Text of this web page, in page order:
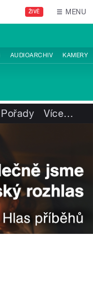
ŽIVĚ MENU
AUDIOARCHIV KAMERY
Pořady Více…